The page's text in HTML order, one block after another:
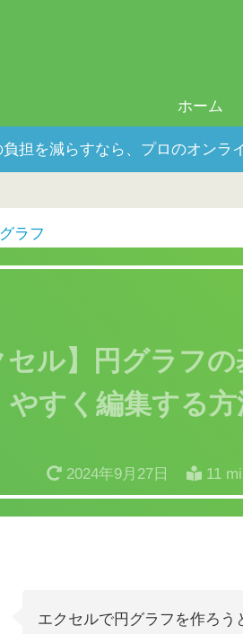
ホーム
担を減らすなら、プロのオンラ
グラフ
セル】円グラフ
やすく編集する方
2024年9月27日 11
エクセルで円グラフを作ろう